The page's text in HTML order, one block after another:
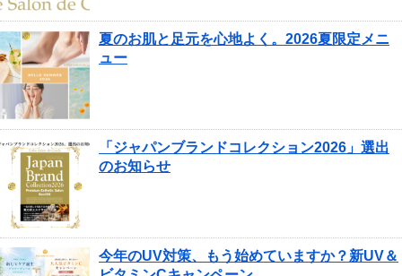
夏のお肌と足元を心地よく。2026夏限定メニ
ュー
「ジャパンブランドコレクション2026」選出
のお知らせ
今年のUV対策、もう始めていますか？新UV＆